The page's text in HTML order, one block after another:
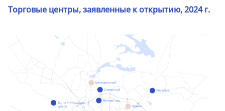
Торговые центры, заявленные к открытию, 2024 г.